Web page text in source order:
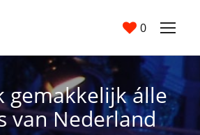
0
gemakkelijk álle
van Nederland